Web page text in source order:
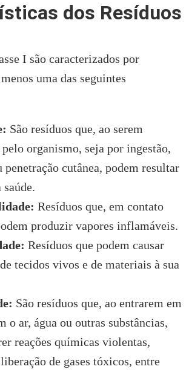
dos Resíduos
I são caracterizados por
uma das seguintes
São resíduos que, ao serem
organismo, seja por ingestão,
penetração cutânea, podem resultar
saúde.
Resíduos que, em contato
produzir vapores inflamáveis.
Resíduos que podem causar
tecidos vivos e de materiais à sua
São resíduos que, ao entrarem em
o ar, água ou outras substâncias,
reações químicas violentas,
de gases tóxicos, entre